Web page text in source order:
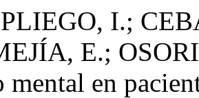
I.;
E.;
mental en